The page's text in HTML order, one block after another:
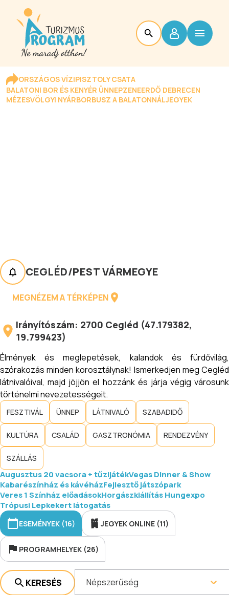
ORSZÁGOS VÍZIPISZTOLY CSATA
BALATONI BOR ÉS KENYÉR ÜNNEPZENEERDŐ DEBRECEN
MÉZESVÖLGYI NYÁRBORBUSZ A BALATONNÁLJEGYEK
CEGLÉD/PEST VÁRMEGYE
MEGNÉZEM A TÉRKÉPEN
Irányítószám: 2700 Cegléd (47.179382,
19.799423)
Élmények és meglepetések, kalandok és fürdővilág,
szórakozás minden korosztálynak! Ismerkedjen meg Cegléd
látnivalóival, majd jöjjön el hozzánk és járja végig városunk
történelmi nevezetességeit.
FESZTIVÁL ÜNNEP LÁTNIVALÓ SZABADIDŐ
KULTÚRA CSALÁD GASZTRONÓMIA RENDEZVÉNY
SZÁLLÁS
Augusztus 20 vacsora + tűzijátékVegas Dinner & Show
Kabarészínház és kávéházFejlesztő játszópark
Veres 1 Színház előadásokHorgászkiállítás Hungexpo
Trópusi Lepkekert látogatás
ESEMÉNYEK (16) JEGYEK ONLINE (11)
PROGRAMHELYEK (26)
KERESÉS Népszerűség